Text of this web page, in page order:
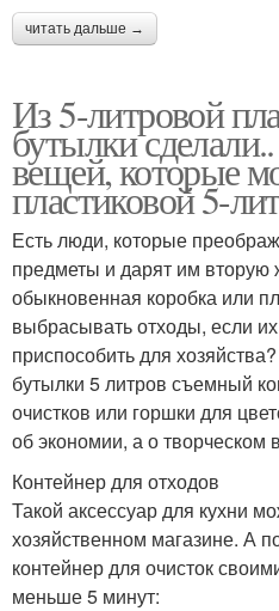
читать дальше →
Из 5-литровой
бутылки
вещей, которые
пластиковой 5-
Есть люди, которые
предметы и дарят им вторую
обыкновенная коробка или
выбрасывать отходы, если
приспособить для
бутылки 5 литров съемный
очистков или горшки для
об экономии, а о творческом
Контейнер для отходов
Такой аксессуар для кухни
хозяйственном магазине. А
контейнер для очисток
меньше 5 минут: